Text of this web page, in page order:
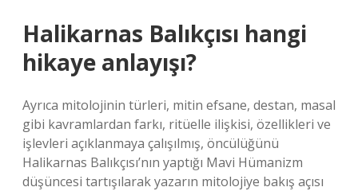
Halikarnas Balıkçısı hangi
hikaye anlayışı?
Ayrıca mitolojinin türleri, mitin efsane, destan, masal
gibi kavramlardan farkı, ritüelle ilişkisi, özellikleri ve
işlevleri açıklanmaya çalışılmış, öncülüğünü
Halikarnas Balıkçısı’nın yaptığı Mavi Hümanizm
düşüncesi tartışılarak yazarın mitolojiye bakış açısı